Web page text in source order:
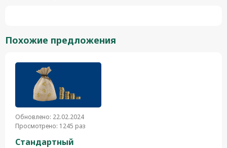
Похожие предложения
Обновлено: 22.02.2024
Просмотрено: 1245 раз
Стандартный